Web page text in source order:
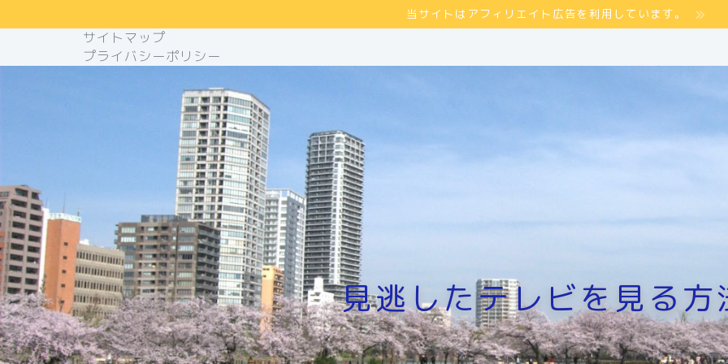
当サイトはアフィリエイト広告を利用しています。
サイトマップ
プライバシーポリシー
見逃したテレビを見る方